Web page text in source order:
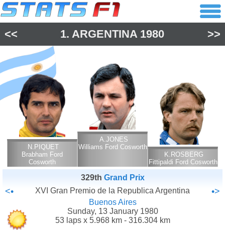
<< 1.ARGENTINA 1980 >>
N.PIQUET
Brabham Ford
Cosworth
A.JONES
Williams Ford Cosworth
K.ROSBERG
Fittipaldi Ford Cosworth
329th Grand Prix
<• XVI Gran Premio de la Republica Argentina •>
Buenos Aires
Sunday, 13 January 1980
53 laps x 5.968 km - 316.304 km